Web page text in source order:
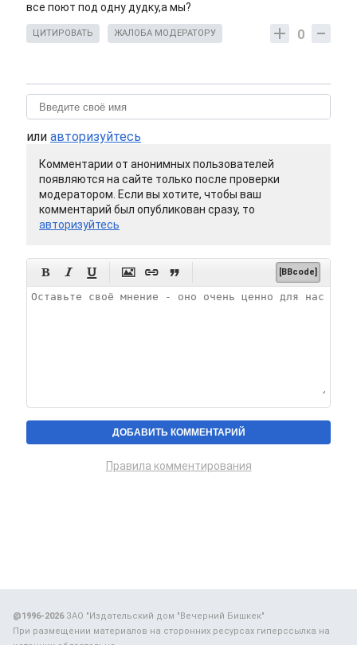
все поют под одну дудку,а мы?
0
ЦИТИРОВАТЬ ЖАЛОБА МОДЕРАТОРУ
или авторизуйтесь
Комментарии от анонимных пользователей
появляются на сайте только после проверки
модератором. Если вы хотите, чтобы ваш
комментарий был опубликован сразу, то
авторизуйтесь
      [BBcode]
Правила комментирования
@1996-2026ЗАО "Издательский дом "Вечерний Бишкек"
При размещении материалов на сторонних ресурсах гиперссылка на